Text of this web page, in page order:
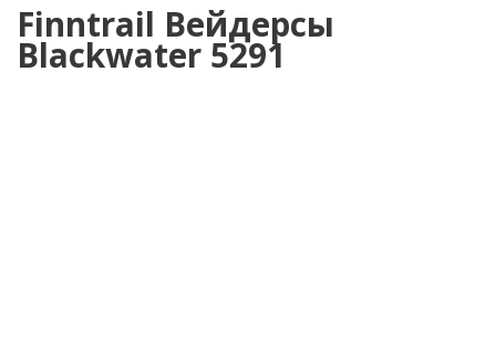
Finntrail Вейдерсы
Blackwater 5291